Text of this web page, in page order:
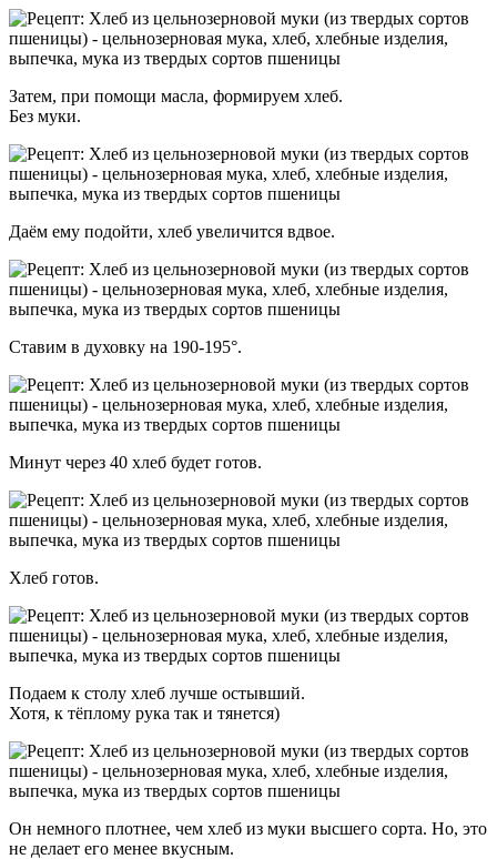
Затем, при помощи масла, формируем хлеб.
Без муки.
Даём ему подойти, хлеб увеличится вдвое.
Ставим в духовку на 190-195°.
Минут через 40 хлеб будет готов.
Хлеб готов.
Подаем к столу хлеб лучше остывший.
Хотя, к тёплому рука так и тянется)
Он немного плотнее, чем хлеб из муки высшего сорта. Но, это
не делает его менее вкусным.